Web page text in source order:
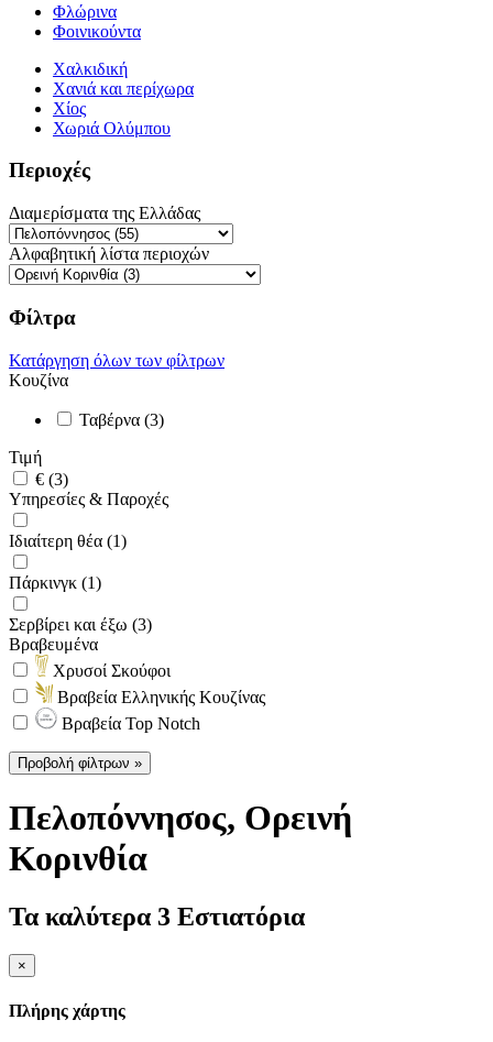
Φλώρινα
Φοινικούντα
Χαλκιδική
Χανιά και περίχωρα
Χίος
Χωριά Ολύμπου
Περιοχές
Διαμερίσματα της Ελλάδας
Αλφαβητική λίστα περιοχών
Φίλτρα
Κατάργηση όλων των φίλτρων
Κουζίνα
Ταβέρνα (3)
Τιμή
€ (3)
Υπηρεσίες & Παροχές
Ιδιαίτερη θέα (1)
Πάρκινγκ (1)
Σερβίρει και έξω (3)
Βραβευμένα
Χρυσοί Σκούφοι
Βραβεία Ελληνικής Κουζίνας
Βραβεία Top Notch
Προβολή φίλτρων »
Πελοπόννησος, Ορεινή
Κορινθία
Τα καλύτερα 3 Εστιατόρια
×
Πλήρης χάρτης